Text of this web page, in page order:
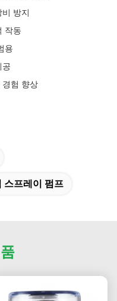
방지
작동
용
공
경험 향상
스프레이 펌프